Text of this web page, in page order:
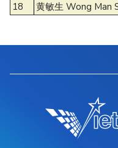
18
黄敏生 Wong Man